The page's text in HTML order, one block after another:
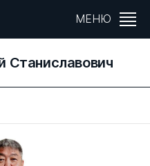
МЕНЮ
Станиславович